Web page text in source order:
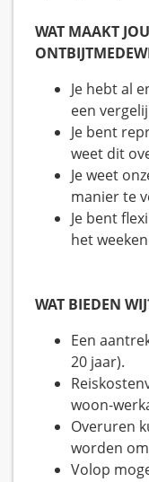
WAT MAAKT
Je hebt al
een
Je bent
weet dit
Je weet
manier te
Je bent
het
WAT BIEDEN
Een
20 jaar).
woon-
Overuren
worden
Volop